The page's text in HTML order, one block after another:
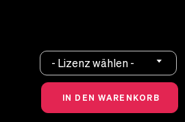
- Lizenz wählen -